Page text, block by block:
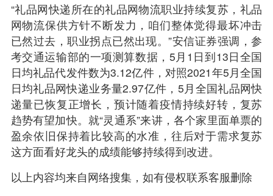
“礼品网快递所在的礼品网物流职业持续复苏，礼品
网物流保供方针不断发力，咱们整体觉得最坏冲击
已然过去，职业拐点已然出现。”安信证券强调，参
考交通运输部的一项测算数据，5月1日到13日全国
日均礼品代发件数为3.12亿件，对照2021年5月全国
日均礼品网快递业务量2.97亿件，5月全国礼品网快
递量已恢复正增长，预计随着疫情持续好转，复苏
趋势有望加快。就“灵通系”来讲，各个家里面单票的
盈余依旧保持着比较高的水准，往后对于需求复苏
这方面看好龙头的成绩能够持续得到改进。
以上内容均来自网络搜集，如有侵权联系客服删除